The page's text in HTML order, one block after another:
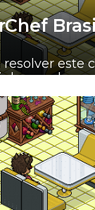
este
podem